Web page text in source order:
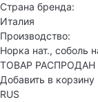
Страна бренда:
Италия
Производство:
Норка нат., соболь
ТОВАР РАСПРОДАН
Добавить в
RUS